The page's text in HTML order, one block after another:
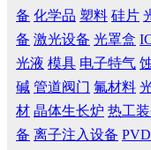
备 化学品 塑料 硅片
备 激光设备 光罩盒
光液 模具 电子特气
碱 管道阀门 氟材料
材 晶体生长炉 热工
备 离子注入设备 PVD